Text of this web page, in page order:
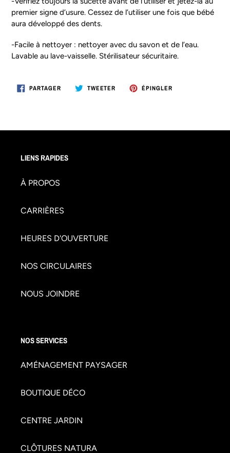
premier signe d’usure. Cessez de l’utiliser une fois que bébé
aura développé des dents.
-Facile à nettoyer : nettoyer avec du savon et de l’eau.
Lavable au lave-vaisselle. Stérilisateur sécuritaire.
PARTAGERPARTAGER
SUR
TWEETER TWEETERÉPINGLER
LIENS RAPIDES
À PROPOS
CARRIÈRES
HEURES D'OUVERTURE
NOS CIRCULAIRES
NOUS JOINDRE
NOS SERVICES
AMÉNAGEMENT PAYSAGER
BOUTIQUE DÉCO
CENTRE JARDIN
CLÔTURES NATURA